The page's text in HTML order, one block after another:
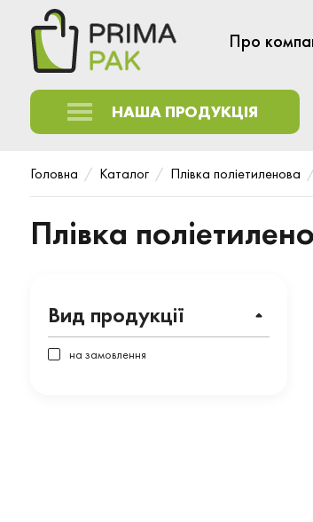
Про
НАША ПРОДУКЦІЯ
Головна Каталог Плівка поліетиленова
Плівка
Вид продукції
на замовлення